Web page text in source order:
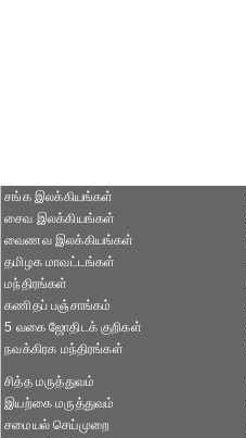
சங்க இலக்கியங்கள்
சைவ இலக்கியங்கள்
வைணவ இலக்கியங்கள்
தமிழக மாவட்டங்கள்
மந்திரங்கள்
கணிதப் பஞ்சாங்கம்
5 வகை ஜோதிடக் குறிகள்
நவக்கிரக மந்திரங்கள்
சித்த மருத்துவம்
இயற்கை மருத்துவம்
சமையல் செய்முறை